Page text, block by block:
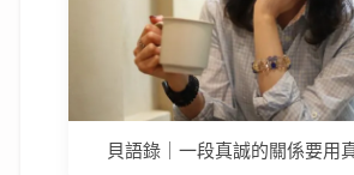
貝語錄｜一段真誠的關係要用